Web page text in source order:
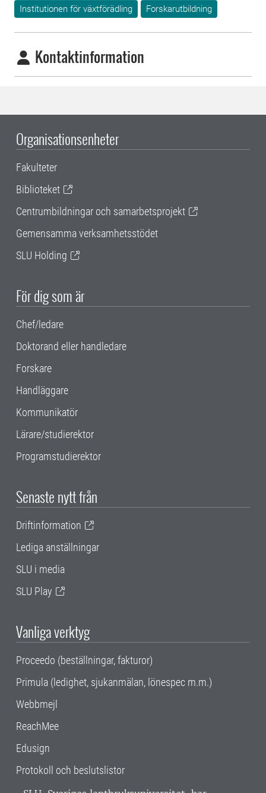
Institutionen för växtförädling
Forskarutbildning
Kontaktinformation
Organisationsenheter
Fakulteter
Biblioteket
Centrumbildningar och samarbetsprojekt
Gemensamma verksamhetsstödet
SLU Holding
För dig som är
Chef/ledare
Doktorand eller handledare
Forskare
Handläggare
Kommunikatör
Lärare/studierektor
Programstudierektor
Senaste nytt från
Driftinformation
Lediga anställningar
SLU i media
SLU Play
Vanliga verktyg
Proceedo (beställningar, fakturor)
Primula (ledighet, sjukanmälan, lönespec m.m.)
Webbmejl
ReachMee
Edusign
Protokoll och beslutslistor